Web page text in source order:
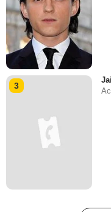
3